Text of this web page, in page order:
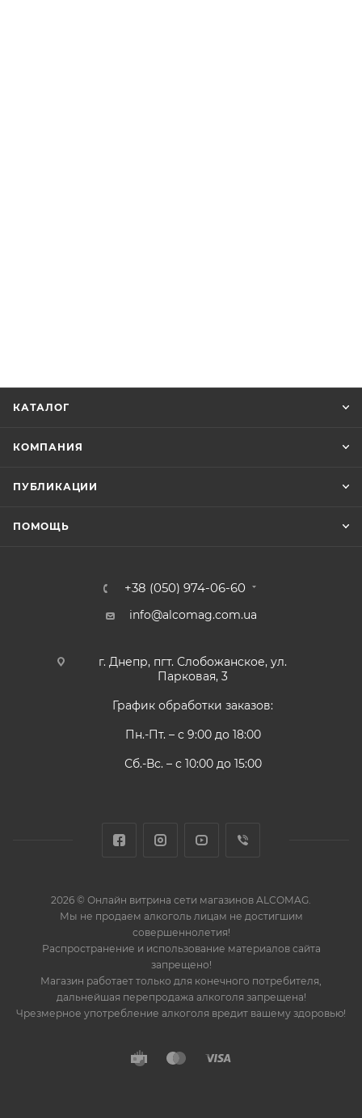
КАТАЛОГ
КОМПАНИЯ
ПУБЛИКАЦИИ
ПОМОЩЬ
+38 (050) 974-06-60
info@alcomag.com.ua
г. Днепр, пгт. Слобожанское, ул.
Парковая, 3
График обработки заказов:
Пн.-Пт. – с 9:00 до 18:00
Сб.-Вс. – с 10:00 до 15:00
2026 © Онлайн витрина сети магазинов ALCOMAG.
Мы не продаем алкоголь лицам не достигшим
совершеннолетия!
Распространение и использование материалов сайта
запрещено!
Магазин работает только для конечного потребителя,
дальнейшая перепродажа алкоголя запрещена!
Чрезмерное употребление алкоголя вредит вашему здоровью!